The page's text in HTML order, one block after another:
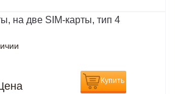
на две SIM-карты, тип 4
Купить